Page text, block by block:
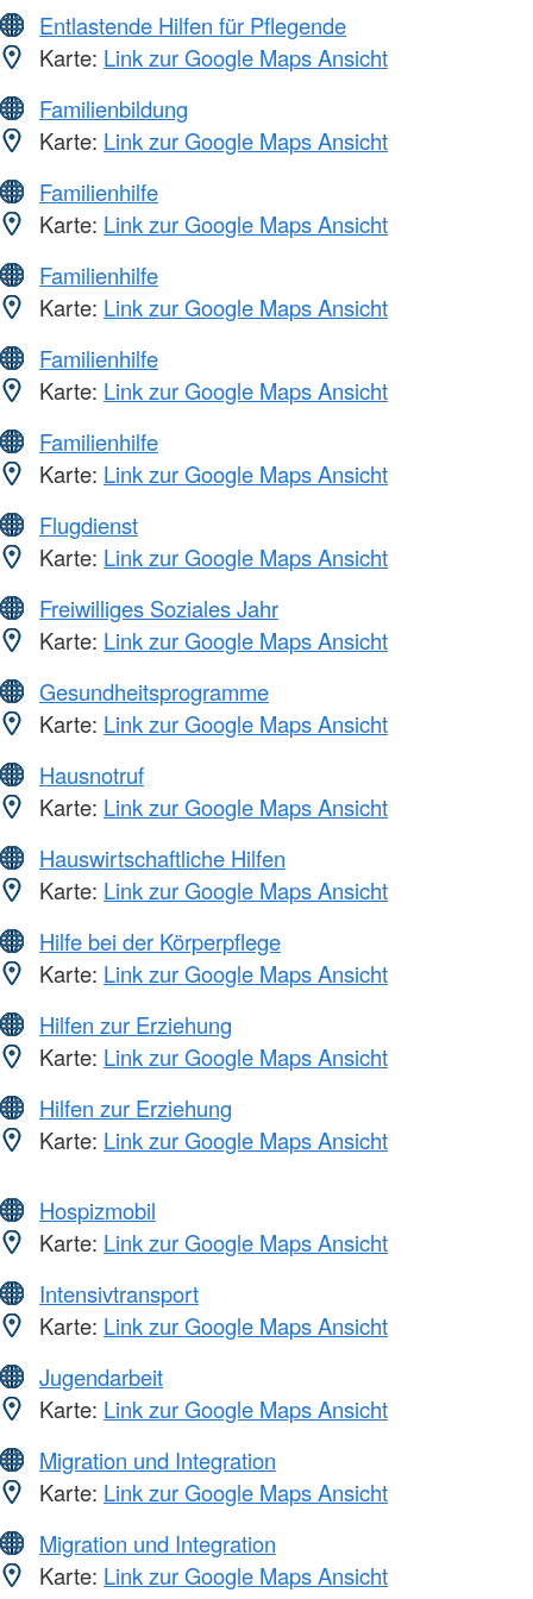
Entlastende Hilfen für Pflegende
Karte: Link zur Google Maps Ansicht
Familienbildung
Karte: Link zur Google Maps Ansicht
Familienhilfe
Karte: Link zur Google Maps Ansicht
Familienhilfe
Karte: Link zur Google Maps Ansicht
Familienhilfe
Karte: Link zur Google Maps Ansicht
Familienhilfe
Karte: Link zur Google Maps Ansicht
Flugdienst
Karte: Link zur Google Maps Ansicht
Freiwilliges Soziales Jahr
Karte: Link zur Google Maps Ansicht
Gesundheitsprogramme
Karte: Link zur Google Maps Ansicht
Hausnotruf
Karte: Link zur Google Maps Ansicht
Hauswirtschaftliche Hilfen
Karte: Link zur Google Maps Ansicht
Hilfe bei der Körperpflege
Karte: Link zur Google Maps Ansicht
Hilfen zur Erziehung
Karte: Link zur Google Maps Ansicht
Hilfen zur Erziehung
Karte: Link zur Google Maps Ansicht
Hospizmobil
Karte: Link zur Google Maps Ansicht
Intensivtransport
Karte: Link zur Google Maps Ansicht
Jugendarbeit
Karte: Link zur Google Maps Ansicht
Migration und Integration
Karte: Link zur Google Maps Ansicht
Migration und Integration
Karte: Link zur Google Maps Ansicht